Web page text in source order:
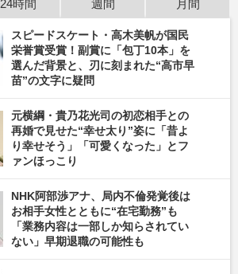
24時間 週間 月間
スピードスケート・高木美帆が国民
栄誉賞受賞！副賞に「包丁10本」を
選んだ背景と、刃に刻まれた“高市早
苗”の文字に疑問
元横綱・貴乃花光司の初恋相手との
再婚で見せた“幸せ太り”姿に「昔よ
り幸せそう」「可愛くなった」とフ
ァンほっこり
NHK阿部渉アナ、局内不倫発覚後は
お相手女性とともに“在宅勤務”も
「業務内容は一部しか知らされてい
ない」早期退職の可能性も